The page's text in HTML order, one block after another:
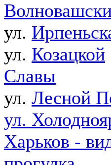
ул.
ул. Козацкой
Славы
ул. Лесной
ул.
Харьков -